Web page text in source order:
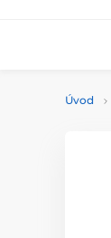
Úvod